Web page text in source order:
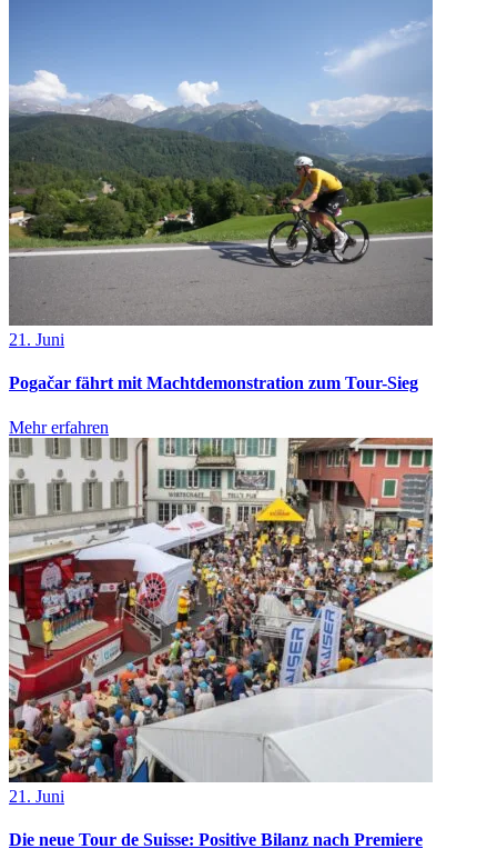
21. Juni
Pogačar fährt mit Machtdemonstration zum Tour-Sieg
Mehr erfahren
21. Juni
Die neue Tour de Suisse: Positive Bilanz nach Premiere